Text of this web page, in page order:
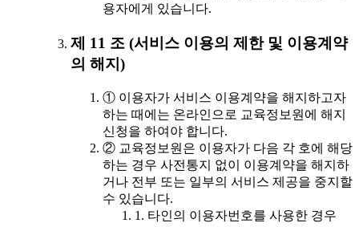
용자에게 있습니다.
제 11 조 (서비스 이용의 제한 및 이용계약
의 해지)
① 이용자가 서비스 이용계약을 해지하고자
하는 때에는 온라인으로 교육정보원에 해지
신청을 하여야 합니다.
② 교육정보원은 이용자가 다음 각 호에 해당
하는 경우 사전통지 없이 이용계약을 해지하
거나 전부 또는 일부의 서비스 제공을 중지할
수 있습니다.
1. 타인의 이용자번호를 사용한 경우